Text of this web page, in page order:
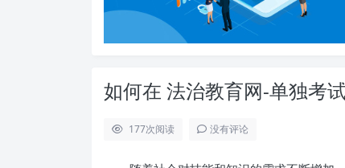
如何在 法治教育网-单独考
177次阅读 没有评论